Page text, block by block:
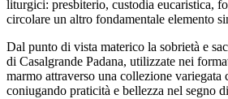
liturgici: presbiterio, custodia eucaristica,
circolare un altro fondamentale elemento
Dal punto di vista materico la sobrietà e
di Casalgrande Padana, utilizzate nei
marmo attraverso una collezione
coniugando praticità e bellezza nel segno